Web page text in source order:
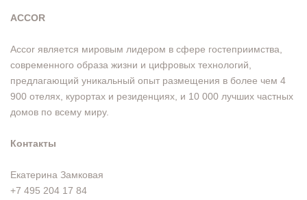
ACCOR
Accor является мировым лидером в сфере гостеприимства,
современного образа жизни и цифровых технологий,
предлагающий уникальный опыт размещения в более чем 4
900 отелях, курортах и резиденциях, и 10 000 лучших частных
домов по всему миру.
Контакты
Екатерина Замковая
+7 495 204 17 84